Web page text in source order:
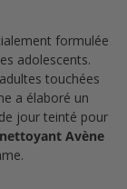
formulée
adolescents.
touchées
a élaboré un
jour teinté pour
Avène